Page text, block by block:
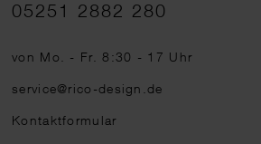
05251 2882 280
von Mo. - Fr. 8:30 - 17 Uhr
service@rico-design.de
Kontaktformular